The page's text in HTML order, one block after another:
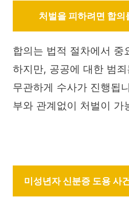
처벌을 피하려면 합의
합의는 법적 절차에서 중
하지만, 공공에 대한 범
무관하게 수사가 진행됩
부와 관계없이 처벌이 가
미성년자 신분증 도용 사